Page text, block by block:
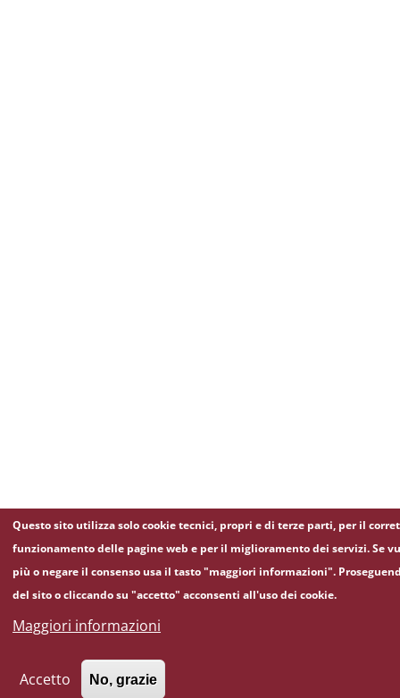
Questo sito utilizza solo cookie tecnici, propri e di terze parti, per il
funzionamento delle pagine web e per il miglioramento dei servizi. Se
più o negare il consenso usa il tasto "maggiori informazioni".
del sito o cliccando su "accetto" acconsenti all'uso dei cookie.
Maggiori informazioni
Accetto No, grazie